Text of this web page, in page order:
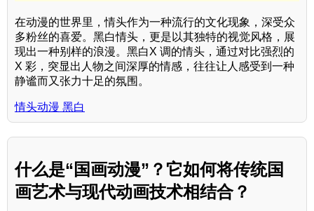
在动漫的世界里，情头作为一种流行的文化现象，深受众
多粉丝的喜爱。黑白情头，更是以其独特的视觉风格，展
现出一种别样的浪漫。黑白X 调的情头，通过对比强烈的
X 彩，突显出人物之间深厚的情感，往往让人感受到一种
静谧而又张力十足的氛围。
情头动漫 黑白
什么是“国画动漫”？它如何将传统国
画艺术与现代动画技术相结合？